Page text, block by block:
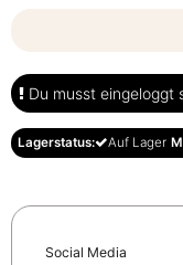
Du musst eingeloggt
Lagerstatus: Auf Lager
Social Media